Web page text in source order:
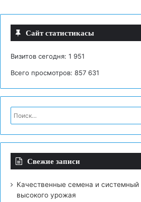
Сайт статистикасы
Визитов сегодня: 1 951
Всего просмотров: 857 631
Свежие записи
Качественные семена и
высокого урожая